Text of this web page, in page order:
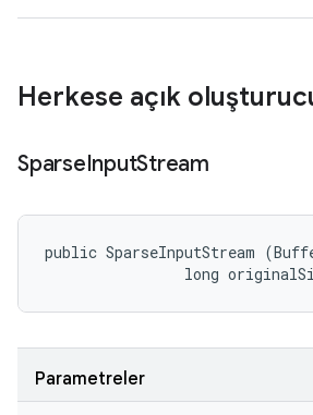
Herkese açık
SparseInputStream
public SparseInputStream
long
Parametreler